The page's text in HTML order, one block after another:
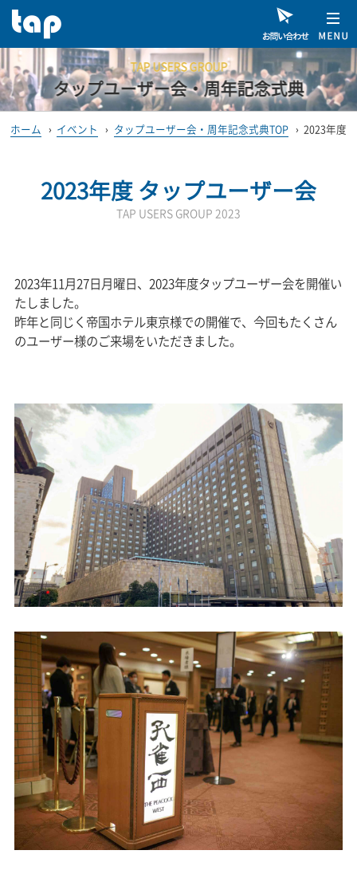
TAP USERS GROUP
タップユーザー会・周年記念式典
ホーム › イベント › タップユーザー会・周年記念式典TOP › 2023年度
2023年度 タップユーザー会
TAP USERS GROUP 2023
2023年11月27日月曜日、2023年度タップユーザー会を開催い
たしました。
昨年と同じく帝国ホテル東京様での開催で、今回もたくさん
のユーザー様のご来場をいただきました。